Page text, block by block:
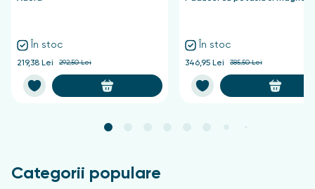
În stoc
219,38 Lei 292,50 Lei
În stoc
346,95 Lei 385,50 Lei
Categorii populare